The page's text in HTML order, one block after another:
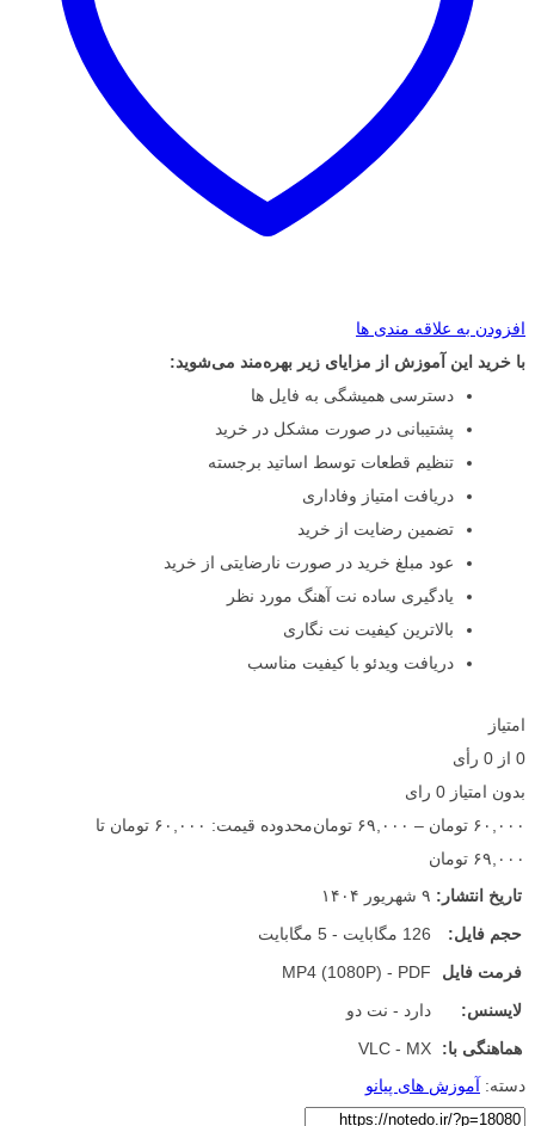
افزودن به علاقه مندی ها
با خرید این آموزش از مزایای زیر بهره‌مند می‌شوید:
دسترسی همیشگی به فایل ها
پشتیبانی در صورت مشکل در خرید
تنظیم قطعات توسط اساتید برجسته
دریافت امتیاز وفاداری
تضمین رضایت از خرید
عود مبلغ خرید در صورت نارضایتی از خرید
یادگیری ساده نت آهنگ مورد نظر
بالاترین کیفیت نت نگاری
دریافت ویدئو با کیفیت مناسب
امتیاز
0 از 0 رأی
بدون امتیاز 0 رای
۶۰,۰۰۰ تومان – ۶۹,۰۰۰ تومان
محدوده قیمت: ۶۰,۰۰۰ تومان تا
۶۹,۰۰۰ تومان
تاریخ انتشار: ۹ شهریور ۱۴۰۴
حجم فایل:
126 مگابایت - 5 مگابایت
فرمت فایل
MP4 (1080P) - PDF
لایسنس:
دارد - نت دو
هماهنگی با:
VLC - MX
دسته: آموزش های پیانو